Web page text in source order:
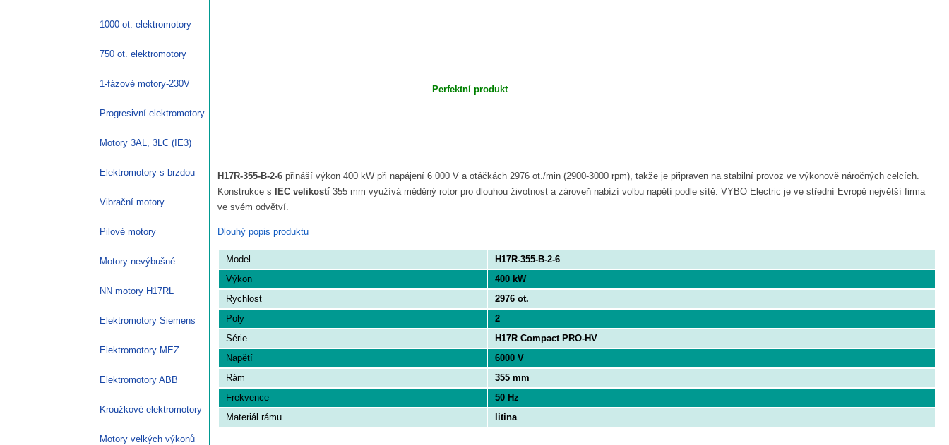
Perfektní produkt
H17R-355-B-2-6 přináší výkon 400 kW při napájení 6 000 V a otáčkách 2976 ot./min (2900-3000 rpm), takže je připraven na stabilní provoz ve výkonově náročných celcích.
Konstrukce s IEC velikostí 355 mm využívá měděný rotor pro dlouhou životnost a zároveň nabízí volbu napětí podle sítě. VYBO Electric je ve střední Evropě největší firma
ve svém odvětví.
Dlouhý popis produktu
Model
H17R-355-B-2-6
Výkon
400 kW
Rychlost
2976 ot.
Poly
2
Série
H17R Compact PRO-HV
Napětí
6000 V
Rám
355 mm
Frekvence
50 Hz
Materiál rámu
litina
1000 ot. elektromotory
750 ot. elektromotory
1-fázové motory-230V
Progresivní elektromotory
Motory 3AL, 3LC (IE3)
Elektromotory s brzdou
Vibrační motory
Pilové motory
Motory-nevýbušné
NN motory H17RL
Elektromotory Siemens
Elektromotory MEZ
Elektromotory ABB
Kroužkové elektromotory
Motory velkých výkonů